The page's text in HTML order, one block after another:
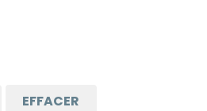
EFFACER